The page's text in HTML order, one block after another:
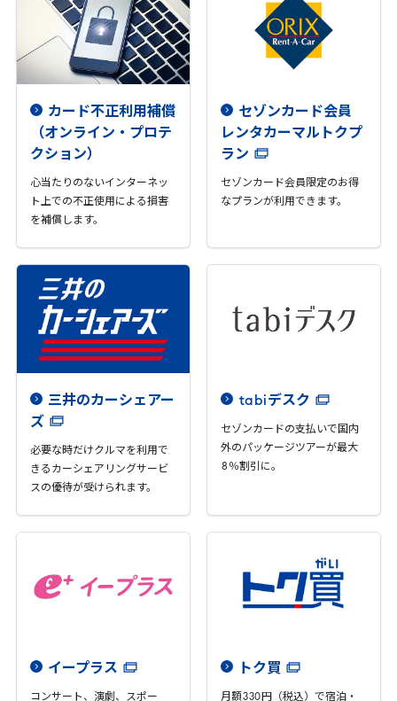
カード不正利用補償
（オンライン・プロテ
クション）
心当たりのないインターネッ
ト上での不正使用による損害
を補償します。
セゾンカード会員
レンタカーマルトクプ
ラン
セゾンカード会員限定のお得
なプランが利用できます。
三井のカーシェアー
ズ
必要な時だけクルマを利用で
きるカーシェアリングサービ
スの優待が受けられます。
tabiデスク
セゾンカードの支払いで国内
外のパッケージツアーが最大
8 ％割引に。
イープラス
コンサート、演劇、スポー
トク買
月額330 円（税込）で宿泊・